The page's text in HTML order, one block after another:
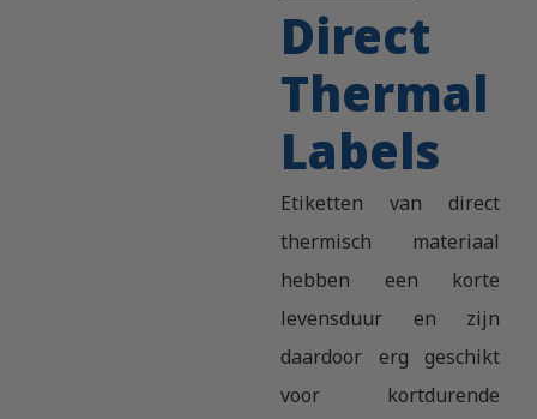
Direct
Thermal
Labels
Etiketten van direct
thermisch materiaal
hebben een korte
levensduur en zijn
daardoor erg geschikt
voor kortdurende